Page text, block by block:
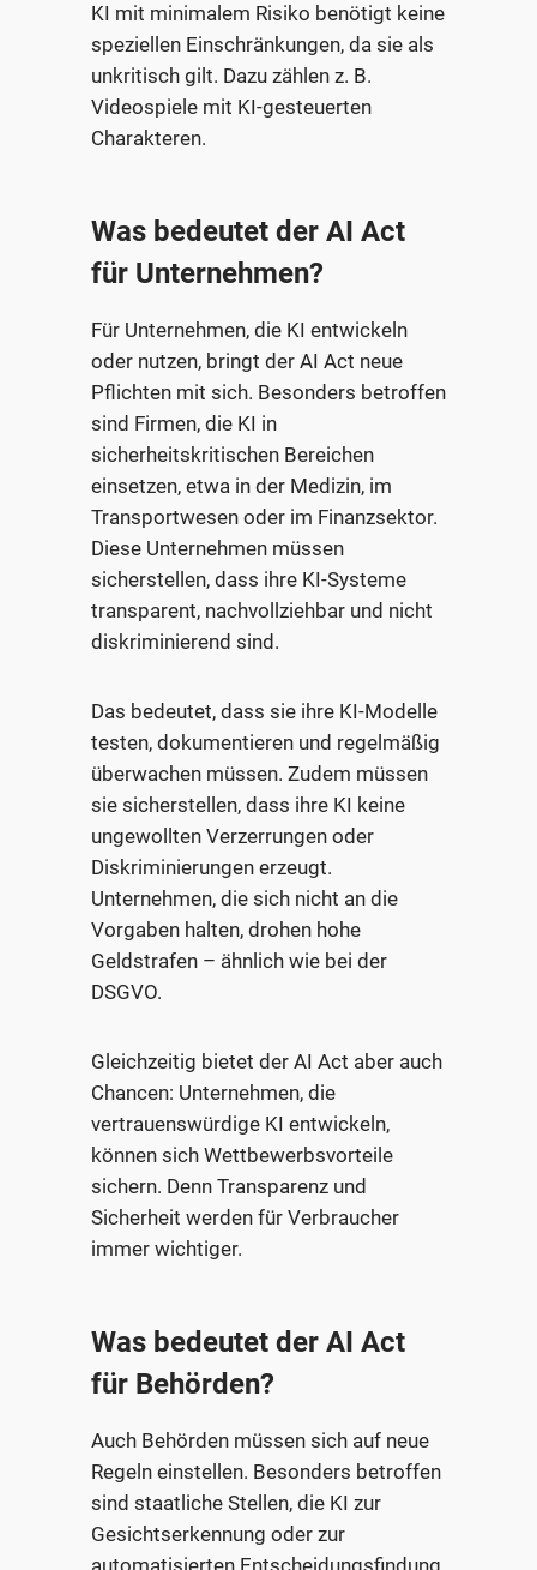
KI mit minimalem Risiko benötigt keine
speziellen Einschränkungen, da sie als
unkritisch gilt. Dazu zählen z. B.
Videospiele mit KI-gesteuerten
Charakteren.
Was bedeutet der AI Act
für Unternehmen?
Für Unternehmen, die KI entwickeln
oder nutzen, bringt der AI Act neue
Pflichten mit sich. Besonders betroffen
sind Firmen, die KI in
sicherheitskritischen Bereichen
einsetzen, etwa in der Medizin, im
Transportwesen oder im Finanzsektor.
Diese Unternehmen müssen
sicherstellen, dass ihre KI-Systeme
transparent, nachvollziehbar und nicht
diskriminierend sind.
Das bedeutet, dass sie ihre KI-Modelle
testen, dokumentieren und regelmäßig
überwachen müssen. Zudem müssen
sie sicherstellen, dass ihre KI keine
ungewollten Verzerrungen oder
Diskriminierungen erzeugt.
Unternehmen, die sich nicht an die
Vorgaben halten, drohen hohe
Geldstrafen – ähnlich wie bei der
DSGVO.
Gleichzeitig bietet der AI Act aber auch
Chancen: Unternehmen, die
vertrauenswürdige KI entwickeln,
können sich Wettbewerbsvorteile
sichern. Denn Transparenz und
Sicherheit werden für Verbraucher
immer wichtiger.
Was bedeutet der AI Act
für Behörden?
Auch Behörden müssen sich auf neue
Regeln einstellen. Besonders betroffen
sind staatliche Stellen, die KI zur
Gesichtserkennung oder zur